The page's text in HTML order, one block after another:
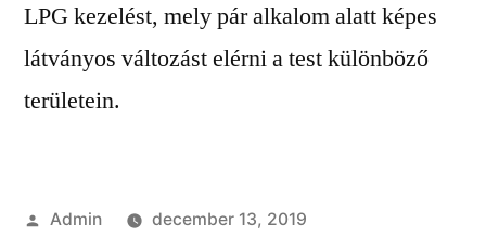
LPG kezelést, mely pár alkalom alatt képes
látványos változást elérni a test különböző
területein.
Szerző:
Admin december 13, 2019